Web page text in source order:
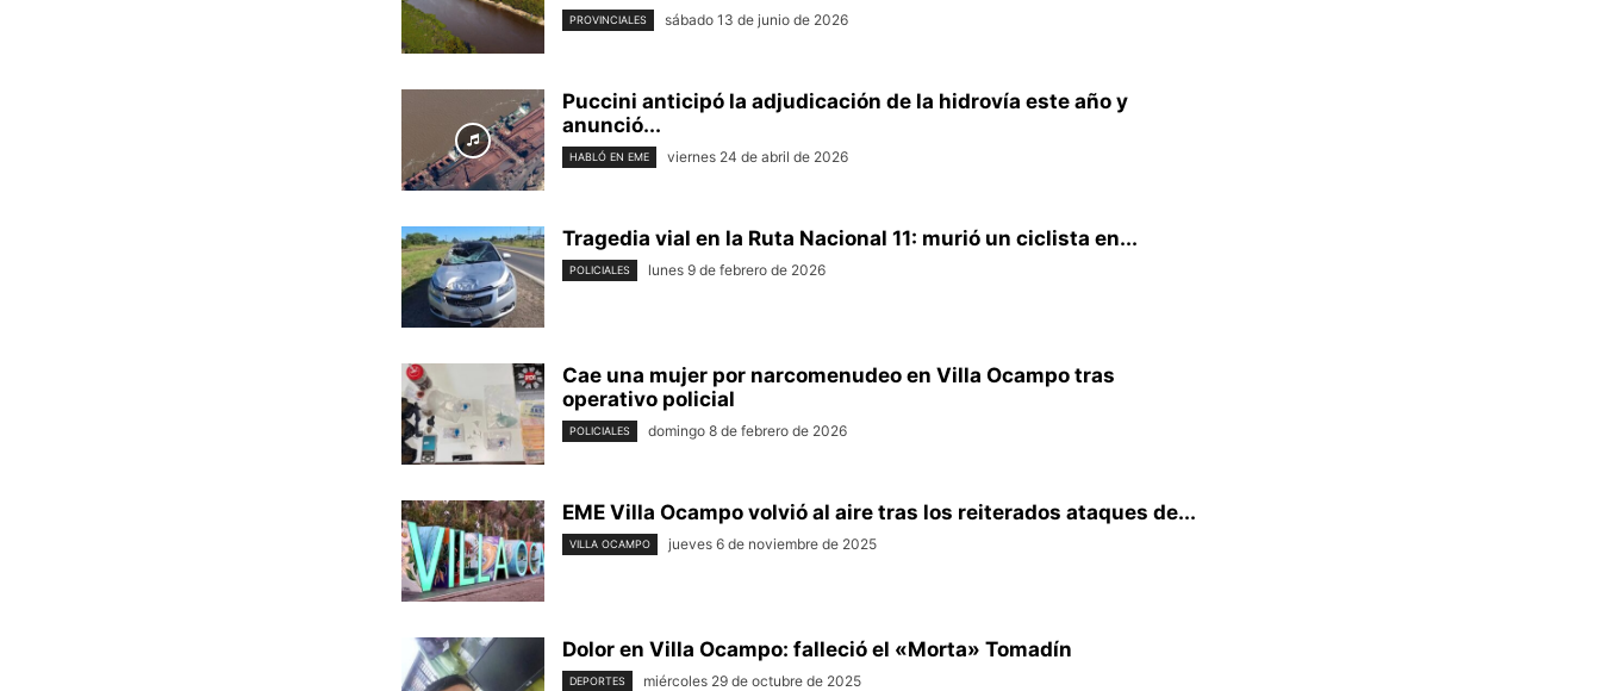
PROVINCIALES sábado 13 de junio de 2026
Puccini anticipó la adjudicación de la hidrovía este año y
anunció...
HABLÓ EN EME viernes 24 de abril de 2026
Tragedia vial en la Ruta Nacional 11: murió un ciclista en...
POLICIALES lunes 9 de febrero de 2026
Cae una mujer por narcomenudeo en Villa Ocampo tras
operativo policial
POLICIALES domingo 8 de febrero de 2026
EME Villa Ocampo volvió al aire tras los reiterados ataques de...
VILLA OCAMPO jueves 6 de noviembre de 2025
Dolor en Villa Ocampo: falleció el «Morta» Tomadín
DEPORTES miércoles 29 de octubre de 2025